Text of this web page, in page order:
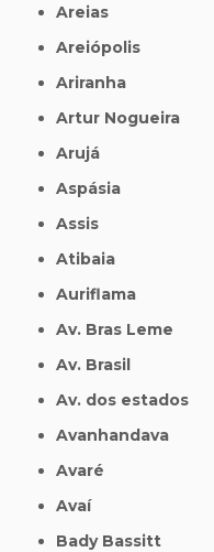
Areias
Areiópolis
Ariranha
Artur Nogueira
Arujá
Aspásia
Assis
Atibaia
Auriflama
Av. Bras Leme
Av. Brasil
Av. dos estados
Avanhandava
Avaré
Avaí
Bady Bassitt